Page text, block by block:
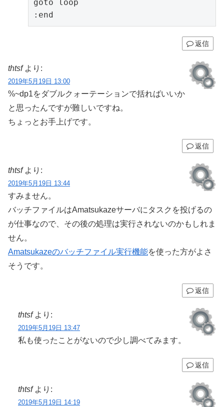
goto loop
:end
返信
thtsf より:
2019年5月19日 13:00
%~dp1をダブルクォーテーションで括ればいいか
と思ったんですが難しいですね。
ちょっとお手上げです。
返信
thtsf より:
2019年5月19日 13:44
すみません。
バッチファイルはAmatsukazeサーバにタスクを投げるの
が仕事なので、その後の処理は実行されないのかもしれま
せん。
Amatsukazeのバッチファイル実行機能を使った方がよさ
そうです。
返信
thtsf より:
2019年5月19日 13:47
私も使ったことがないので少し調べてみます。
返信
thtsf より:
2019年5月19日 14:19